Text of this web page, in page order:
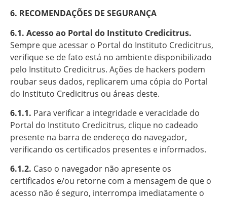
6. RECOMENDAÇÕES DE SEGURANÇA
6.1. Acesso ao Portal do Instituto Credicitrus.
Sempre que acessar o Portal do Instituto Credicitrus,
verifique se de fato está no ambiente disponibilizado
pelo Instituto Credicitrus. Ações de hackers podem
roubar seus dados, replicarem uma cópia do Portal
do Instituto Credicitrus ou áreas deste.
6.1.1. Para verificar a integridade e veracidade do
Portal do Instituto Credicitrus, clique no cadeado
presente na barra de endereço do navegador,
verificando os certificados presentes e informados.
6.1.2. Caso o navegador não apresente os
certificados e/ou retorne com a mensagem de que o
acesso não é seguro, interrompa imediatamente o